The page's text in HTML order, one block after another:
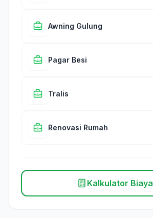
Awning Gulung
Pagar Besi
Tralis
Renovasi Rumah
Kalkulator Biaya